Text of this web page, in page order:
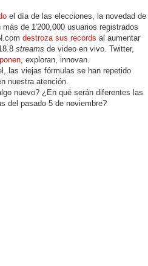
el día de las elecciones, la novedad de
de 1'200,000 usuarios registrados
destroza sus records al aumentar
streams de video en vivo. Twitter,
, exploran, innovan.
las viejas fórmulas se han repetido
nuestra atención.
nuevo? ¿En qué serán diferentes las
del pasado 5 de noviembre?